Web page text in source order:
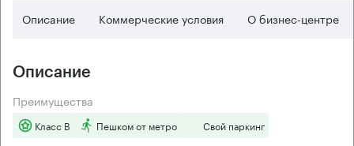
Описание Коммерческие условия О бизнес-центре
Описание
Преимущества
Класс B Пешком от метро Свой паркинг